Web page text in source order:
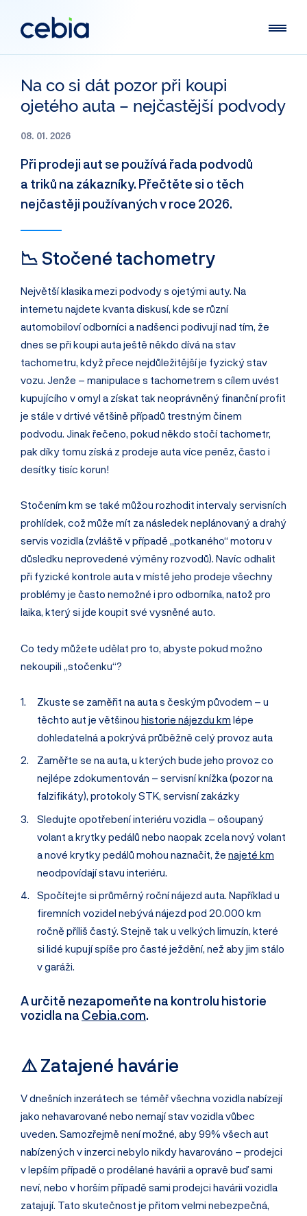
Na co si dát pozor při koupi
ojetého auta – nejčastější podvody
08. 01. 2026
Při prodeji aut se používá řada podvodů
a triků na zákazníky. Přečtěte si o těch
nejčastěji používaných v roce 2026.
📉 Stočené tachometry
Největší klasika mezi podvody s ojetými auty. Na
internetu najdete kvanta diskusí, kde se různí
automobiloví odborníci a nadšenci podivují nad tím, že
dnes se při koupi auta ještě někdo dívá na stav
tachometru, když přece nejdůležitější je fyzický stav
vozu. Jenže – manipulace s tachometrem s cílem uvést
kupujícího v omyl a získat tak neoprávněný finanční profit
je stále v drtivé většině případů trestným činem
podvodu. Jinak řečeno, pokud někdo stočí tachometr,
pak díky tomu získá z prodeje auta více peněz, často i
desítky tisíc korun!
Stočením km se také můžou rozhodit intervaly servisních
prohlídek, což může mít za následek neplánovaný a drahý
servis vozidla (zvláště v případě „potkaného“ motoru v
důsledku neprovedené výměny rozvodů). Navíc odhalit
při fyzické kontrole auta v místě jeho prodeje všechny
problémy je často nemožné i pro odborníka, natož pro
laika, který si jde koupit své vysněné auto.
Co tedy můžete udělat pro to, abyste pokud možno
nekoupili „stočenku“?
Zkuste se zaměřit na auta s českým původem – u
těchto aut je většinou historie nájezdu km lépe
dohledatelná a pokrývá průběžně celý provoz auta
Zaměřte se na auta, u kterých bude jeho provoz co
nejlépe zdokumentován – servisní knížka (pozor na
falzifikáty), protokoly STK, servisní zakázky
Sledujte opotřebení interiéru vozidla – ošoupaný
volant a krytky pedálů nebo naopak zcela nový volant
a nové krytky pedálů mohou naznačit, že najeté km
neodpovídají stavu interiéru.
Spočítejte si průměrný roční nájezd auta. Například u
firemních vozidel nebývá nájezd pod 20.000 km
ročně příliš častý. Stejně tak u velkých limuzín, které
si lidé kupují spíše pro časté ježdění, než aby jim stálo
v garáži.
A určitě nezapomeňte na kontrolu historie
vozidla na Cebia.com.
⚠️ Zatajené havárie
V dnešních inzerátech se téměř všechna vozidla nabízejí
jako nehavarované nebo nemají stav vozidla vůbec
uveden. Samozřejmě není možné, aby 99% všech aut
nabízených v inzerci nebylo nikdy havarováno – prodejci
v lepším případě o prodělané havárii a opravě buď sami
neví, nebo v horším případě sami prodejci havárii vozidla
zatajují. Tato skutečnost je přitom velmi nebezpečná,